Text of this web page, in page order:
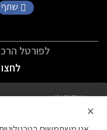
שתף
לפורטל
אודותינו
×